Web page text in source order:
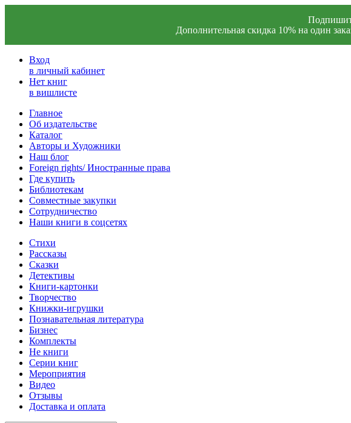
Дополнительная скидка 10% на один
Вход
в личный кабинет
Нет книг
в вишлисте
Главное
Об издательстве
Каталог
Авторы и Художники
Наш блог
Foreign rights/ Иностранные права
Где купить
Библиотекам
Совместные закупки
Сотрудничество
Наши книги в соцсетях
Стихи
Рассказы
Сказки
Детективы
Книги-картонки
Творчество
Книжки-игрушки
Познавательная литература
Бизнес
Комплекты
Не книги
Серии книг
Мероприятия
Видео
Отзывы
Доставка и оплата